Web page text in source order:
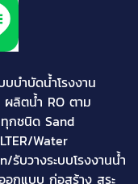
บำบัดน้ำโรงงาน
ลิตน้ำ RO ตาม
กชนิด Sand
Water
บวางระบบโรงงานน้ำ
อกแบบ ก่อสร้าง สระ